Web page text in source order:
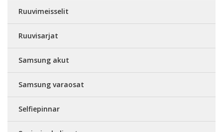
Ruuvimeisselit
Ruuvisarjat
Samsung akut
Samsung varaosat
Selfiepinnar